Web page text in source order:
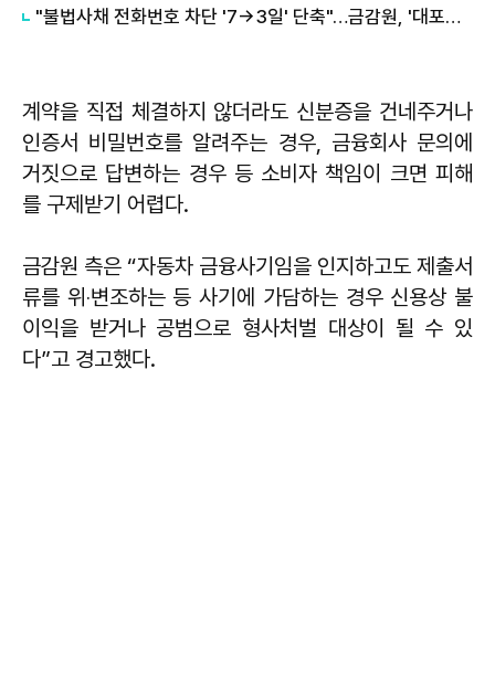
"불법사채 전화번호 차단 '7→3일' 단축"…금감원, '대포폰 제로' 가동
계약을 직접 체결하지 않더라도 신분증을 건네주거나
인증서 비밀번호를 알려주는 경우, 금융회사 문의에
거짓으로 답변하는 경우 등 소비자 책임이 크면 피해
를 구제받기 어렵다.
금감원 측은 “자동차 금융사기임을 인지하고도 제출서
류를 위‧변조하는 등 사기에 가담하는 경우 신용상 불
이익을 받거나 공범으로 형사처벌 대상이 될 수 있
다”고 경고했다.